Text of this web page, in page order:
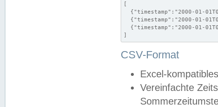
[
{"timestamp":"2000-01-
{"timestamp":"2000-01-
{"timestamp":"2000-01-
]
CSV-Format
Excel-
Vereinfachte